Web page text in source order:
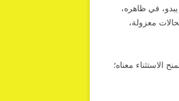
في ظاهره،
معزولة،
الاستثناء معناه؛